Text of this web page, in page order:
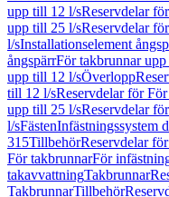
upp till 12 l/sReservdelar
upp till 25 l/sReservdelar
l/sInstallationselement
ångspärrFör takbrunnar
upp till 12 l/sÖverlopp
till 12 l/sReservdelar för
upp till 25 l/sReservdelar
l/sFästenInfästningssystem
315TillbehörReservdelar
För takbrunnarFör
takavvattningTakbrunnar
TakbrunnarTillbehör